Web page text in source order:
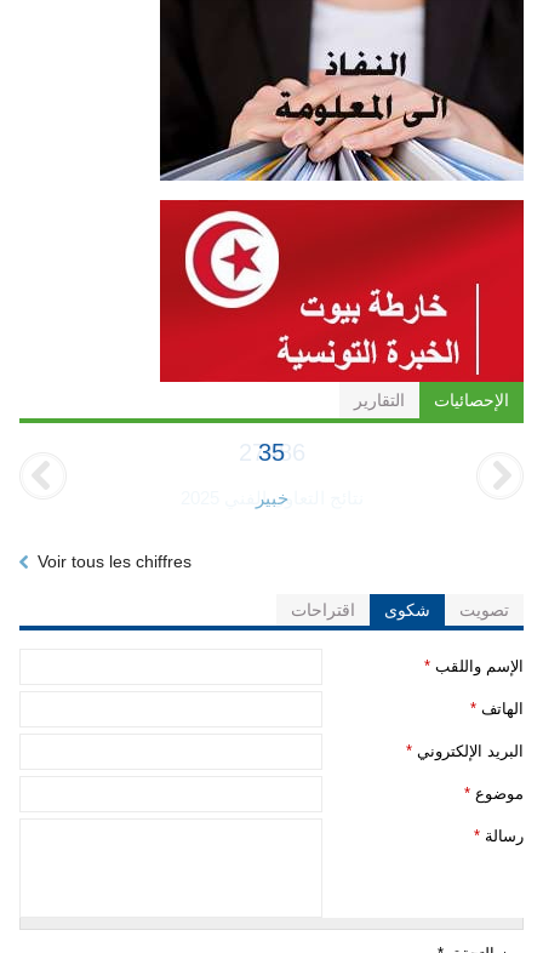
الإحصائيات التقارير
35
خبير
Voir tous les chiffres
تصويت شكوى اقتراحات
‏الإسم واللقب ‏ *
‏الهاتف ‏ *
‏البريد الإلكتروني ‏ *
‏موضوع ‏ *
‏رسالة ‏ *